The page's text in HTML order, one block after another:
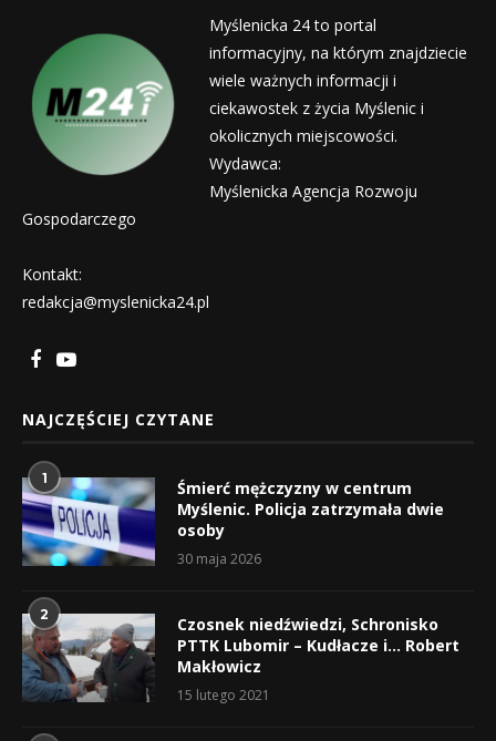
Myślenicka 24 to portal
informacyjny, na którym znajdziecie
wiele ważnych informacji i
ciekawostek z życia Myślenic i
okolicznych miejscowości.
Wydawca:
Myślenicka Agencja Rozwoju
Gospodarczego
Kontakt:
redakcja@myslenicka24.pl
NAJCZĘŚCIEJ CZYTANE
1
Śmierć mężczyzny w centrum
Myślenic. Policja zatrzymała dwie
osoby
30 maja 2026
2
Czosnek niedźwiedzi, Schronisko
PTTK Lubomir – Kudłacze i… Robert
Makłowicz
15 lutego 2021